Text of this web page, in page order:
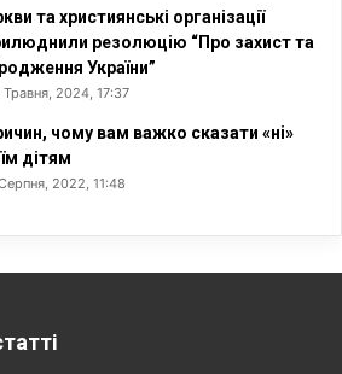
та християнські організації
резолюцію “Про захист та
України”
Травня, 2024, 17:37
чому вам важко сказати «ні»
дітям
2022, 11:48